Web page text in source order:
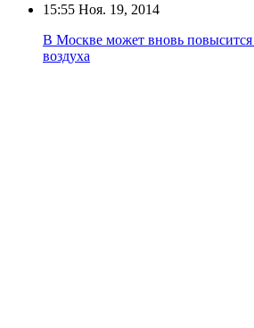
15:55 Ноя. 19, 2014
В Москве может вновь повысится
воздуха